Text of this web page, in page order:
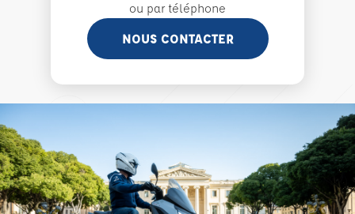
ou par téléphone
NOUS CONTACTER